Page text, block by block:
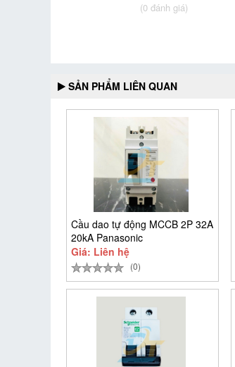
(0 đánh giá)
SẢN PHẨM LIÊN QUAN
Cầu dao tự động MCCB 2P 32A
20kA Panasonic
BBSF2232CTCV
Giá: Liên hệ
(0)